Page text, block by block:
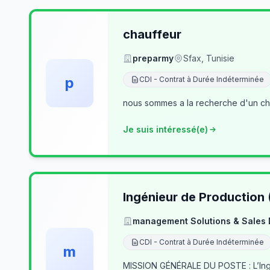
p
chauffeur
preparmy Sfax, Tunisie
CDI - Contrat à Durée Indéterminée
nous sommes a la recherche d'un
Je suis intéressé(e)
m
Ingénieur de
management Solutions & Sales
CDI - Contrat à Durée Indéterminée
MISSION GÉNÉRALE DU POSTE :